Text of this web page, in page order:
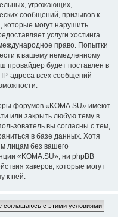
угрожающих,
сообщений, призывов к
могут нарушить
услуги хостинга
право. Попытки
к вашему немедленному
провайдер будет поставлен в
адреса всех сообщений
форумов «KOMA.SU» имеют
или закрыть любую тему в
вы согласны с тем,
в базе данных. Хотя
лицам без вашего
«KOMA.SU», ни phpBB
хакеров, которые могут
к ней.